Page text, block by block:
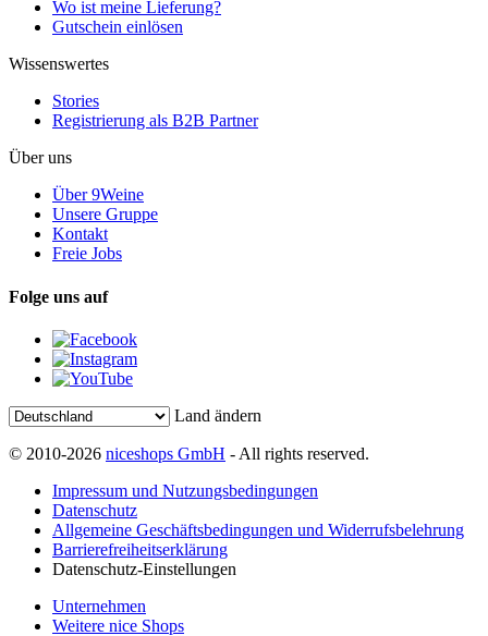
Wo ist meine Lieferung?
Gutschein einlösen
Wissenswertes
Stories
Registrierung als B2B Partner
Über uns
Über 9Weine
Unsere Gruppe
Kontakt
Freie Jobs
Folge uns auf
Land ändern
© 2010-2026 niceshops GmbH - All rights reserved.
Impressum und Nutzungsbedingungen
Datenschutz
Allgemeine Geschäftsbedingungen und Widerrufsbelehrung
Barrierefreiheitserklärung
Datenschutz-Einstellungen
Unternehmen
Weitere nice Shops